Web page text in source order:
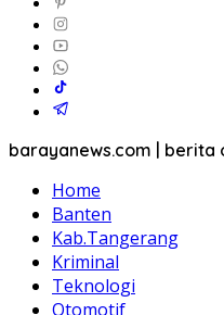
barayanews.com | berita
Home
Banten
Kab.Tangerang
Kriminal
Teknologi
Otomotif